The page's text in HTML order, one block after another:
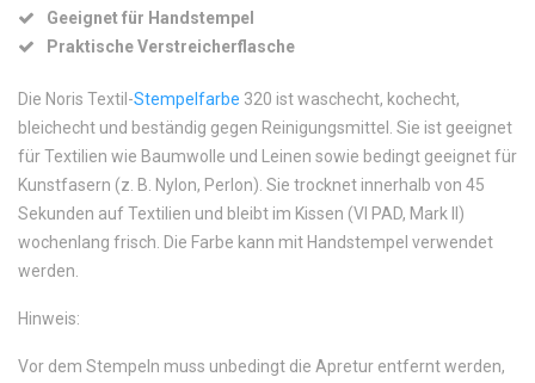
Geeignet für Handstempel
Praktische Verstreicherflasche
Die Noris Textil-Stempelfarbe 320 ist waschecht, kochecht,
bleichecht und beständig gegen Reinigungsmittel. Sie ist geeignet
für Textilien wie Baumwolle und Leinen sowie bedingt geeignet für
Kunstfasern (z. B. Nylon, Perlon). Sie trocknet innerhalb von 45
Sekunden auf Textilien und bleibt im Kissen (VI PAD, Mark II)
wochenlang frisch. Die Farbe kann mit Handstempel verwendet
werden.
Hinweis:
Vor dem Stempeln muss unbedingt die Apretur entfernt werden,